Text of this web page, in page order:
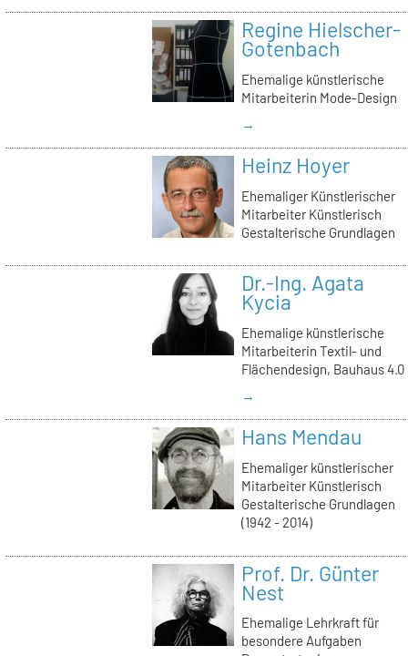
Regine Hielscher-
Gotenbach
Ehemalige künstlerische
Mitarbeiterin Mode-Design
→
Heinz Hoyer
Ehemaliger Künstlerischer
Mitarbeiter Künstlerisch
Gestalterische Grundlagen
Dr.-Ing. Agata
Kycia
Ehemalige künstlerische
Mitarbeiterin Textil- und
Flächendesign, Bauhaus 4.0
→
Hans Mendau
Ehemaliger künstlerischer
Mitarbeiter Künstlerisch
Gestalterische Grundlagen
(1942 - 2014)
Prof. Dr. Günter
Nest
Ehemalige Lehrkraft für
besondere Aufgaben